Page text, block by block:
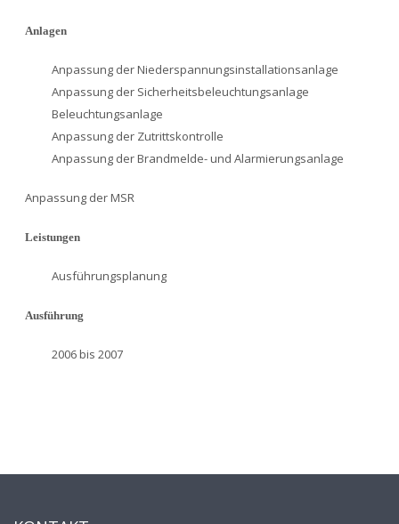
Anlagen
Anpassung der Niederspannungsinstallationsanlage
Anpassung der Sicherheitsbeleuchtungsanlage
Beleuchtungsanlage
Anpassung der Zutrittskontrolle
Anpassung der Brandmelde- und Alarmierungsanlage
Anpassung der MSR
Leistungen
Ausführungsplanung
Ausführung
2006 bis 2007